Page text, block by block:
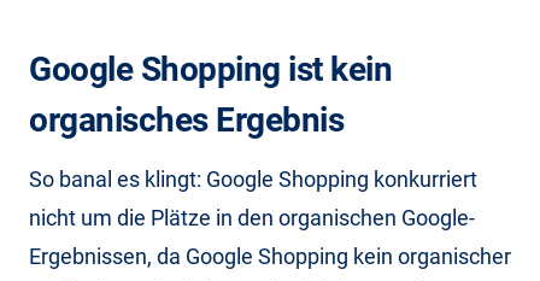
Google Shopping ist kein
organisches Ergebnis
So banal es klingt: Google Shopping konkurriert
nicht um die Plätze in den organischen Google-
Ergebnissen, da Google Shopping kein organischer